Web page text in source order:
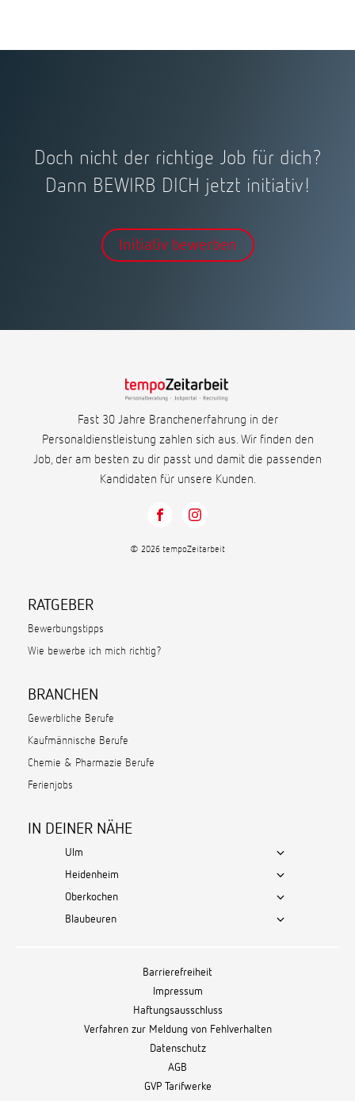
Doch nicht der richtige Job für dich?
Dann BEWIRB DICH jetzt initiativ!
Initiativ bewerben
Fast 30 Jahre Branchenerfahrung in der
Personaldienstleistung zahlen sich aus. Wir finden den
Job, der am besten zu dir passt und damit die passenden
Kandidaten für unsere Kunden.
© 2026 tempoZeitarbeit
RATGEBER
Bewerbungstipps
Wie bewerbe ich mich richtig?
BRANCHEN
Gewerbliche Berufe
Kaufmännische Berufe
Chemie & Pharmazie Berufe
Ferienjobs
IN DEINER NÄHE
Ulm
Heidenheim
Oberkochen
Blaubeuren
Barrierefreiheit
Impressum
Haftungsausschluss
Verfahren zur Meldung von Fehlverhalten
Datenschutz
AGB
GVP Tarifwerke